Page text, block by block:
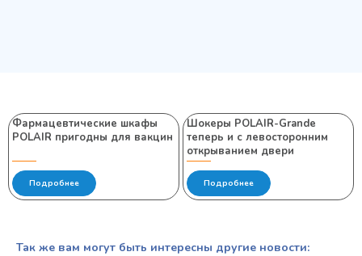
Фармацевтические шкафы
POLAIR пригодны для вакцин
Подробнее
Шокеры POLAIR-Grande
теперь и с левосторонним
открыванием двери
Подробнее
Так же вам могут быть интересны другие новости: